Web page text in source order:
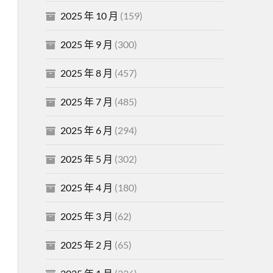
2025 年 10 月 (159)
2025 年 9 月 (300)
2025 年 8 月 (457)
2025 年 7 月 (485)
2025 年 6 月 (294)
2025 年 5 月 (302)
2025 年 4 月 (180)
2025 年 3 月 (62)
2025 年 2 月 (65)